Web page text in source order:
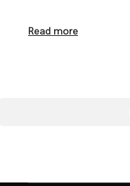
Read more